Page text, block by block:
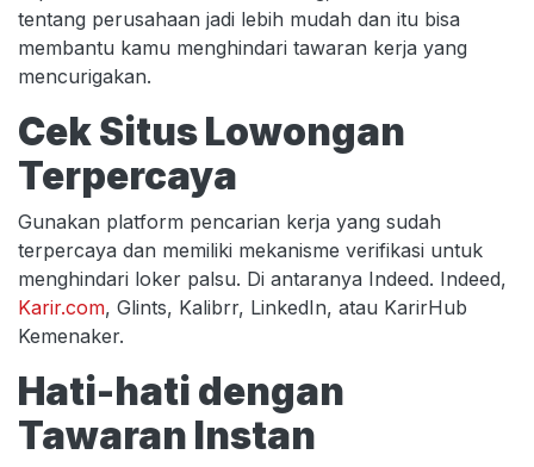
tentang perusahaan jadi lebih mudah dan itu bisa
membantu kamu menghindari tawaran kerja yang
mencurigakan.
Cek Situs Lowongan
Terpercaya
Gunakan platform pencarian kerja yang sudah
terpercaya dan memiliki mekanisme verifikasi untuk
menghindari loker palsu. Di antaranya Indeed. Indeed,
Karir.com, Glints, Kalibrr, LinkedIn, atau KarirHub
Kemenaker.
Hati-hati dengan
Tawaran Instan